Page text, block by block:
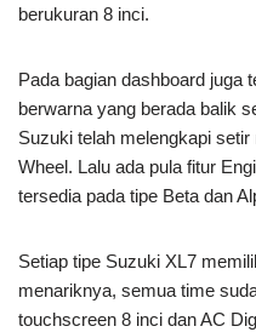
berukuran 8 inci.
Pada bagian dashboard juga
berwarna yang berada balik
Suzuki telah melengkapi
Wheel. Lalu ada pula fitur
tersedia pada tipe Beta dan
Setiap tipe Suzuki XL7
menariknya, semua time
touchscreen 8 inci dan AC